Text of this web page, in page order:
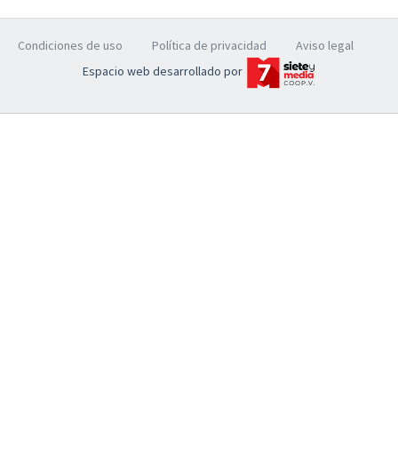
Condiciones de uso Política de privacidad
Aviso legal
Espacio web desarrollado por